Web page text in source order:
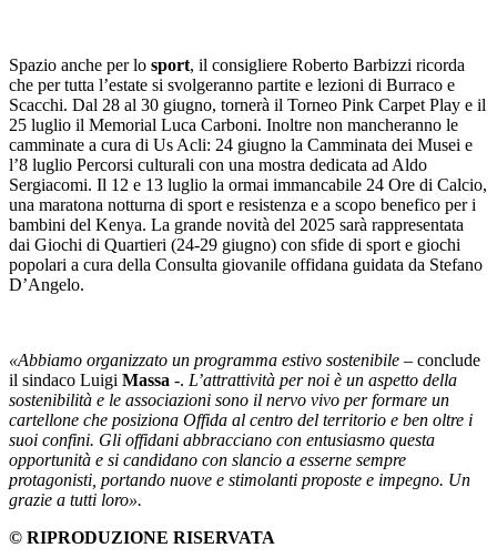
Spazio anche per lo sport, il consigliere Roberto Barbizzi ricorda
che per tutta l’estate si svolgeranno partite e lezioni di Burraco e
Scacchi. Dal 28 al 30 giugno, tornerà il Torneo Pink Carpet Play e il
25 luglio il Memorial Luca Carboni. Inoltre non mancheranno le
camminate a cura di Us Acli: 24 giugno la Camminata dei Musei e
l’8 luglio Percorsi culturali con una mostra dedicata ad Aldo
Sergiacomi. Il 12 e 13 luglio la ormai immancabile 24 Ore di Calcio,
una maratona notturna di sport e resistenza e a scopo benefico per i
bambini del Kenya. La grande novità del 2025 sarà rappresentata
dai Giochi di Quartieri (24-29 giugno) con sfide di sport e giochi
popolari a cura della Consulta giovanile offidana guidata da Stefano
D’Angelo.
«Abbiamo organizzato un programma estivo sostenibile – conclude
il sindaco Luigi Massa -. L’attrattività per noi è un aspetto della
sostenibilità e le associazioni sono il nervo vivo per formare un
cartellone che posiziona Offida al centro del territorio e ben oltre i
suoi confini. Gli offidani abbracciano con entusiasmo questa
opportunità e si candidano con slancio a esserne sempre
protagonisti, portando nuove e stimolanti proposte e impegno. Un
grazie a tutti loro».
© RIPRODUZIONE RISERVATA